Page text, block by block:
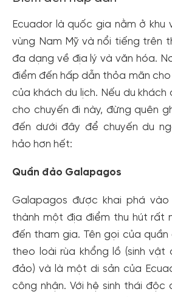
Ecuador là quốc gia nằm ở khu
vùng Nam Mỹ và nổi tiếng trên
đa dạng về địa lý và văn hóa.
điểm đến hấp dẫn thỏa mãn cho
của khách du lịch. Nếu du
cho chuyến đi này, đừng quên
đến dưới đây để chuyến du
hảo hơn hết:
Quần đảo Galapagos
Galapagos được khai phá
thành một địa điểm thu hút rất
đến tham gia. Tên gọi của
theo loài rùa khổng lồ (sinh vật
đảo) và là một di sản của
công nhận. Với hệ sinh thái độc